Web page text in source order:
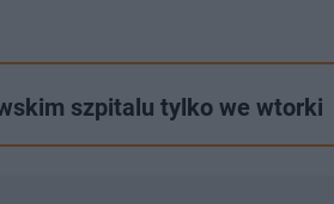
szpitalu tylko we wtorki